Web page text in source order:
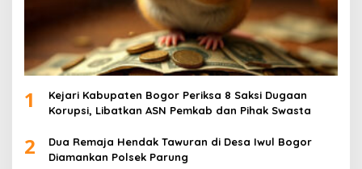
1
Kejari Kabupaten Bogor Periksa 8 Saksi Dugaan
Korupsi, Libatkan ASN Pemkab dan Pihak Swasta
2
Dua Remaja Hendak Tawuran di Desa Iwul Bogor
Diamankan Polsek Parung